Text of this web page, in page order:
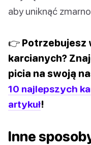
aby uniknąć
👉 Potrzebujesz
karcianych?
picia na swoją
10 najlepszych
artykuł!
Inne